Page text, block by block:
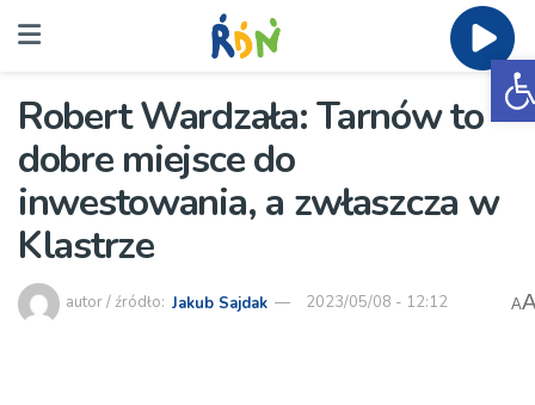
Robert Wardzała: Tarnów to
dobre miejsce do
inwestowania, a zwłaszcza w
Klastrze
autor / źródło: Jakub Sajdak 2023/05/08 - 12:12 A